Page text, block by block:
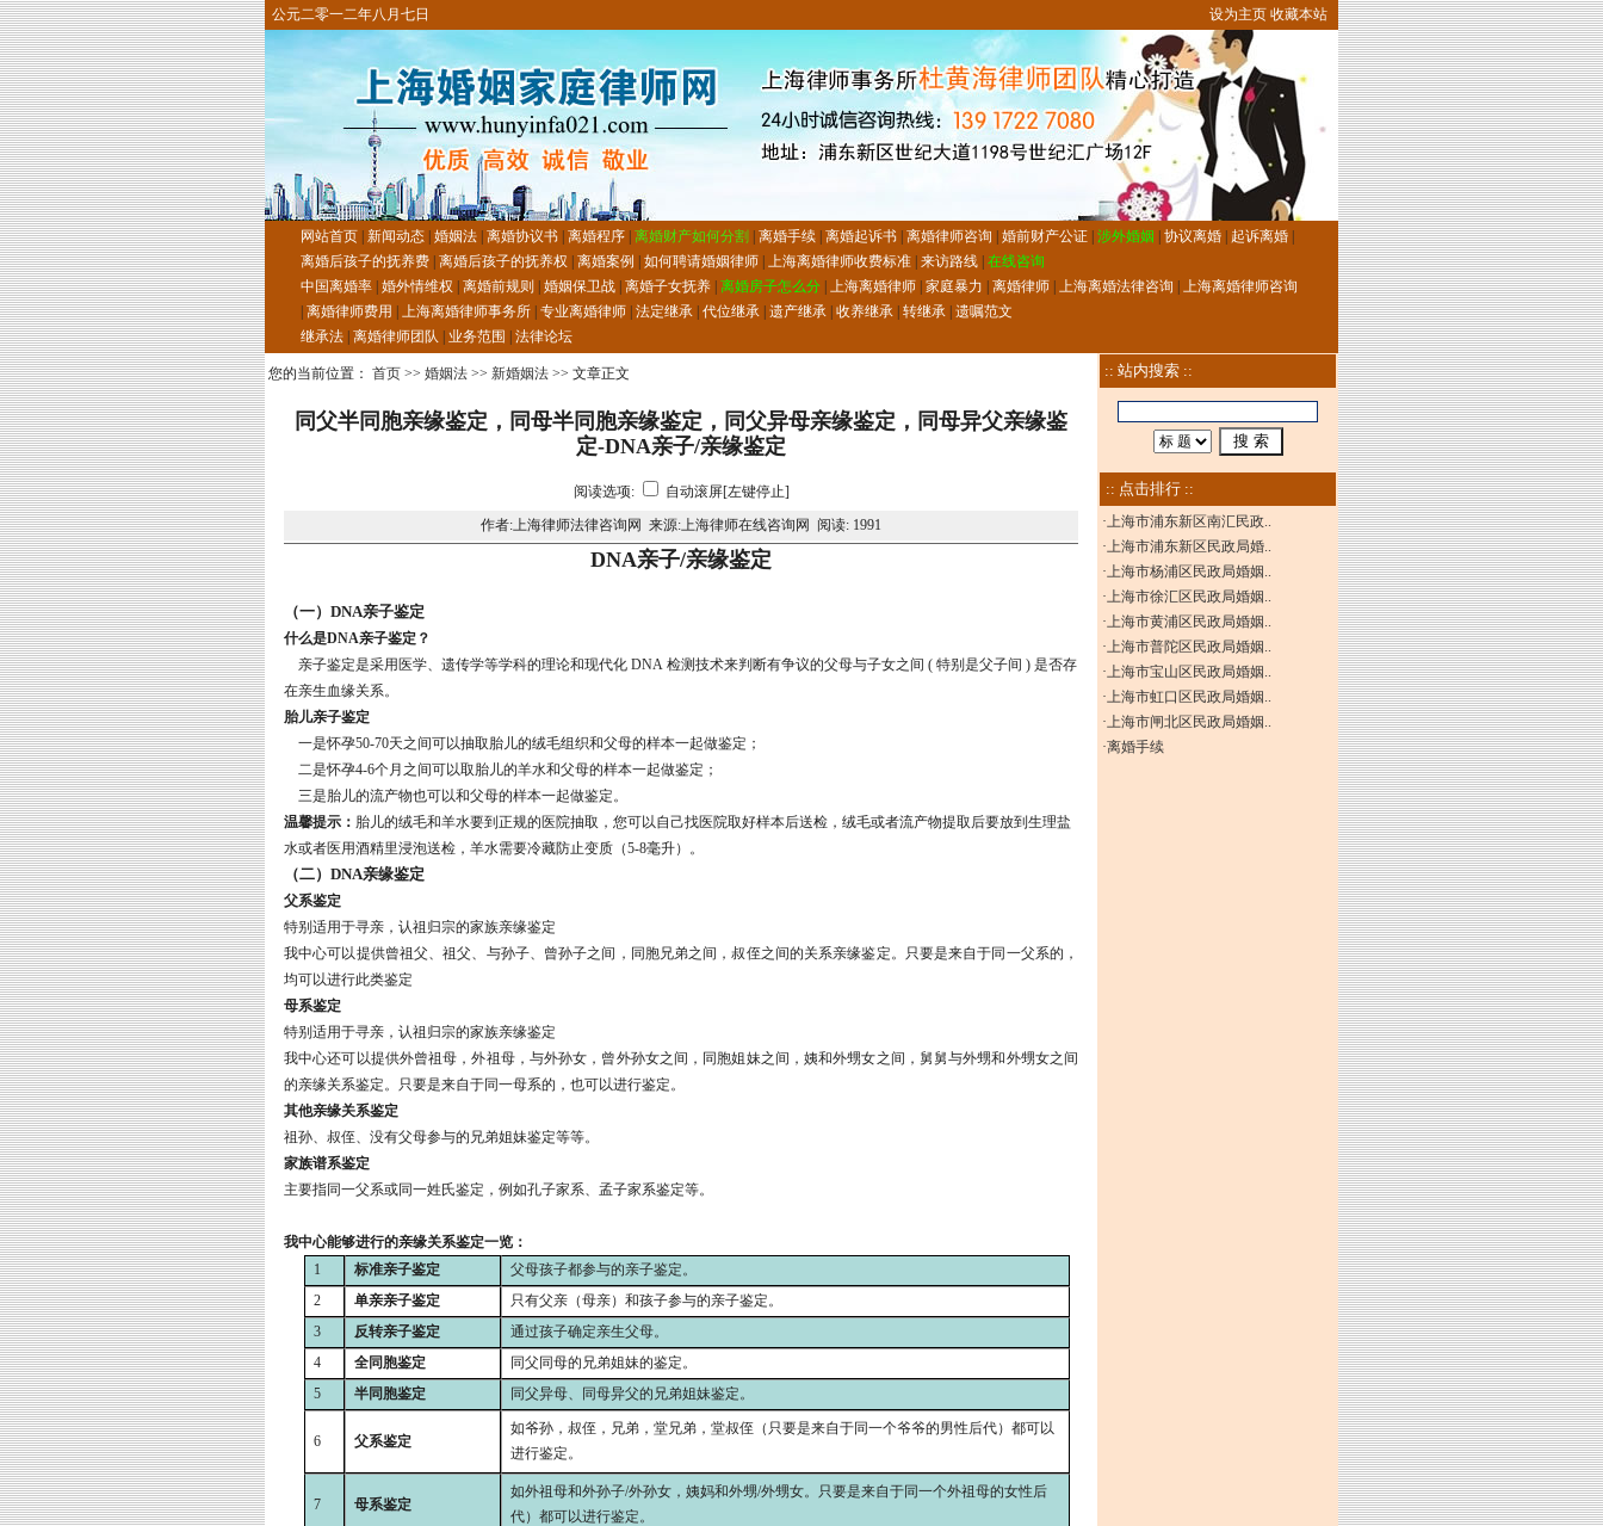
公元二零一二年八月七日 设为主页 收藏本站
网站首页 新闻动态 婚姻法 离婚协议书 离婚程序 离婚财产如何分割 离婚手续 离婚起诉书 离婚律师咨询 婚前财产公证 涉外婚姻 协议离婚 起诉离婚
离婚后孩子的抚养费 离婚后孩子的抚养权 离婚案例 如何聘请婚姻律师 上海离婚律师收费标准 来访路线 在线咨询
中国离婚率 婚外情维权 离婚前规则 婚姻保卫战 离婚子女抚养 离婚房子怎么分 上海离婚律师 家庭暴力 离婚律师 上海离婚法律咨询
上海离婚律师咨询
离婚律师费用 上海离婚律师事务所 专业离婚律师 法定继承 代位继承 遗产继承 收养继承 转继承 遗嘱范文
继承法 离婚律师团队 业务范围 法律论坛
您的当前位置： 首页 >> 婚姻法 >> 新婚姻法 >> 文章正文
同父半同胞亲缘鉴定，同母半同胞亲缘鉴定，同父异母亲缘鉴定，同母异父亲缘鉴
定-DNA亲子/亲缘鉴定
阅读选项:
自动滚屏[左键停止]
作者:上海律师法律咨询网 来源:上海律师在线咨询网 阅读: 1991
DNA亲子/亲缘鉴定
（一）DNA亲子鉴定
什么是DNA亲子鉴定？
亲子鉴定是采用医学、遗传学等学科的理论和现代化 DNA 检测技术来判断有争议的父母与子女之间 ( 特别是父子间 ) 是否存
在亲生血缘关系。
胎儿亲子鉴定
一是怀孕50-70天之间可以抽取胎儿的绒毛组织和父母的样本一起做鉴定；
二是怀孕4-6个月之间可以取胎儿的羊水和父母的样本一起做鉴定；
三是胎儿的流产物也可以和父母的样本一起做鉴定。
温馨提示： 胎儿的绒毛和羊水要到正规的医院抽取，您可以自己找医院取好样本后送检，绒毛或者流产物提取后要放到生理盐
水或者医用酒精里浸泡送检，羊水需要冷藏防止变质（5-8毫升）。
（二）DNA亲缘鉴定
父系鉴定
特别适用于寻亲，认祖归宗的家族亲缘鉴定
我中心可以提供曾祖父、祖父、与孙子、曾孙子之间，同胞兄弟之间，叔侄之间的关系亲缘鉴定。只要是来自于同一父系的，
均可以进行此类鉴定
母系鉴定
特别适用于寻亲，认祖归宗的家族亲缘鉴定
我中心还可以提供外曾祖母，外祖母，与外孙女，曾外孙女之间，同胞姐妹之间，姨和外甥女之间，舅舅与外甥和外甥女之间
的亲缘关系鉴定。只要是来自于同一母系的，也可以进行鉴定。
其他亲缘关系鉴定
祖孙、叔侄、没有父母参与的兄弟姐妹鉴定等等。
家族谱系鉴定
主要指同一父系或同一姓氏鉴定，例如孔子家系、孟子家系鉴定等。
我中心能够进行的亲缘关系鉴定一览：
1
标准亲子鉴定
父母孩子都参与的亲子鉴定。
2
单亲亲子鉴定
只有父亲（母亲）和孩子参与的亲子鉴定。
3
反转亲子鉴定
通过孩子确定亲生父母。
4
全同胞鉴定
同父同母的兄弟姐妹的鉴定。
5
半同胞鉴定 同父异母、同母异父的兄弟姐妹鉴定。
6 父系鉴定
如爷孙，叔侄，兄弟，堂兄弟，堂叔侄（只要是来自于同一个爷爷的男性后代）都可以
进行鉴定。
7 母系鉴定
如外祖母和外孙子/外孙女，姨妈和外甥/外甥女。只要是来自于同一个外祖母的女性后
代）都可以进行鉴定。
:: 站内搜索 ::
:: 点击排行 ::
·上海市浦东新区南汇民政..
·上海市浦东新区民政局婚..
·上海市杨浦区民政局婚姻..
·上海市徐汇区民政局婚姻..
·上海市黄浦区民政局婚姻..
·上海市普陀区民政局婚姻..
·上海市宝山区民政局婚姻..
·上海市虹口区民政局婚姻..
·上海市闸北区民政局婚姻..
·离婚手续